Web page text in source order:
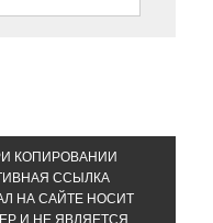
КОПИРОВАНИИ
ССЫЛКА
НА САЙТЕ НОСИТ
И НЕ ЯВЛЯЕТСЯ